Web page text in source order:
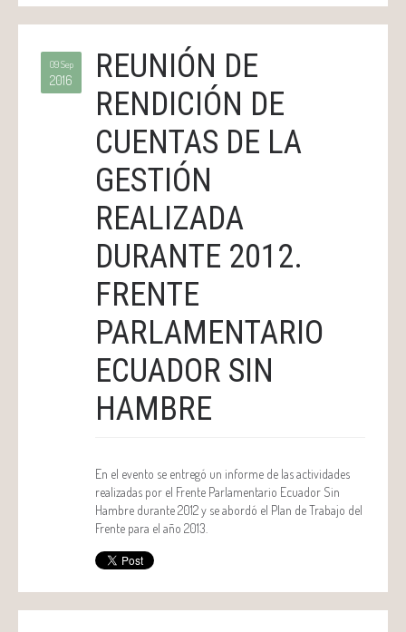
09 Sep
2016
REUNIÓN DE
RENDICIÓN DE
CUENTAS DE LA
GESTIÓN
REALIZADA
DURANTE 2012.
FRENTE
PARLAMENTARIO
ECUADOR SIN
HAMBRE
En el evento se entregó un informe de las actividades
realizadas por el Frente Parlamentario Ecuador Sin
Hambre durante 2012 y se abordó el Plan de Trabajo del
Frente para el año 2013.